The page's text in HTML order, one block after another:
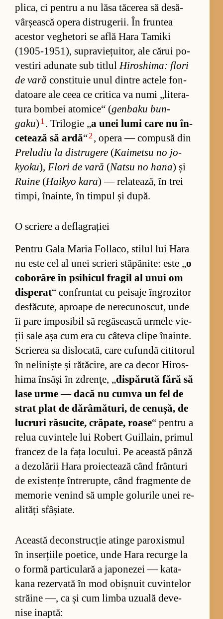
pli­ca, ci pen­tru a nu lăsa tă­ce­rea să de­să­
vâr­șe­ască opera dis­tru­ge­rii. În frun­tea
aces­tor ve­ghe­tori se află Hara Ta­miki
(1905-1951), su­pra­vie­țu­i­tor, ale că­rui po­
ves­tiri adu­nate sub ti­tlulHi­ros­hi­ma: flori
de vară con­sti­tuie unul din­tre ac­tele fon­
da­toare ale ceea ce cri­tica va numi „li­te­ra­
tura bom­bei ato­mi­ce“ (gen­baku bu­n­
gaku) 1 . Tri­lo­gie „a unei lumi care nu în­
ce­tează să ardă“2 , opera — com­pusă din
Pre­lu­diu la dis­tru­gere (Kai­metsu no jo­
kyoku), Flori de vară (Natsu no hana) și
Ruine (Hai­kyo kara) — re­la­tea­ză, în trei
tim­pi, îna­in­te, în tim­pul și du­pă.
O scriere a deflagrației
Pen­tru Gala Ma­ria Fol­la­co, sti­lul lui Hara
nu este cel al unei scri­eri stă­pâ­ni­te: este „o
co­bo­râre în psi­hi­cul fra­gil al unui om
dis­pe­rat“ con­frun­tat cu pe­i­saje în­gro­zi­tor
desfă­cu­te, aproape de ne­re­cu­nos­cut, unde
îi pare im­po­si­bil să re­gă­sească ur­mele vie­
ții sale așa cum era cu câ­teva clipe îna­in­te.
Scri­e­rea sa di­slo­ca­tă, care cu­fundă ci­ti­to­rul
în ne­li­niște și ră­tă­ci­re, are ca de­cor Hi­ros­
hima în­săși în zdrenţe, „dis­pă­rută fără să
lase urme — dacă nu cumva un fel de
strat plat de dă­râ­mă­tu­ri, de ce­nu­șă, de
lu­cruri ră­su­ci­te, cră­pa­te, roase“ pen­tru a
re­lua cu­vin­tele lui Ro­bert Gu­il­lain, pri­mul
fran­cez de la fața lo­cu­lui. Pe această pânză
a de­zo­lă­rii Hara pro­iec­tează când frân­turi
de exis­tențe în­tre­rup­te, când frag­mente de
me­mo­rie ve­nind să um­ple go­lu­rile unei re­
a­li­tăți sfâși­a­te.
Această de­con­struc­ție atinge pa­ro­xis­mul
în in­ser­ți­ile po­e­ti­ce, unde Hara re­curge la
o formă par­ti­cu­lară a ja­po­ne­zei — ka­ta­
kana re­zer­vată în mod obiș­nuit cu­vin­te­lor
stră­ine —, ca și cum limba uzu­ală de­ve­
nise inap­tă: